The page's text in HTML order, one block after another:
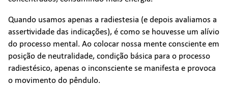
Quando usamos apenas a radiestesia (e depois avaliamos a
assertividade das indicações), é como se houvesse um alívio
do processo mental. Ao colocar nossa mente consciente em
posição de neutralidade, condição básica para o processo
radiestésico, apenas o inconsciente se manifesta e provoca
o movimento do pêndulo.